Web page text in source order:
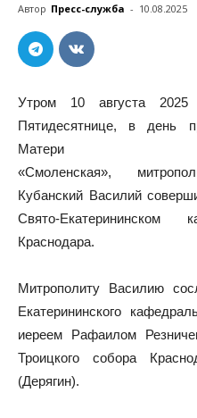
Автор Пресс-служба - 10.08.2025
Утром 10 августа
Пятидесятнице, в день
Матери
«Смоленская»,
Кубанский Василий
Свято-
Краснодара.
Митрополиту Василию
Екатерининского
иереем Рафаилом
Троицкого собора
(Дерягин).